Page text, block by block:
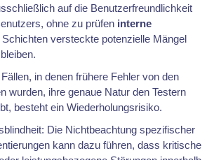
auf die Benutzerfreundlichkeit
ohne zu prüfen interne
Schichten versteckte potenzielle Mängel
in denen frühere Fehler von den
wurden, ihre genaue Natur den Testern
besteht ein Wiederholungsrisiko.
Die Nichtbeachtung spezifischer
kann dazu führen, dass kritische